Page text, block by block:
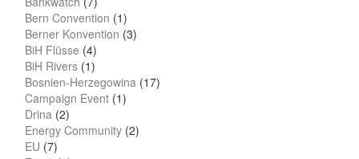
Bern Convention (1)
Berner Konvention (3)
BiH Flüsse (4)
BiH Rivers (1)
Bosnien-Herzegowina (17)
Campaign Event (1)
Drina (2)
Energy Community (2)
EU (7)